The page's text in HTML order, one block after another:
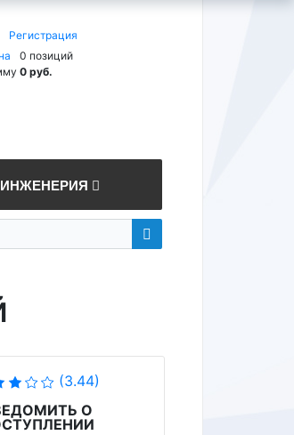
Регистрация
0 позиций
0 руб.
ИНЖЕНЕРИЯ
(3.44)
О